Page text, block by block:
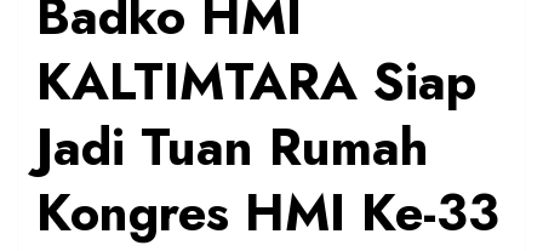
Badko HMI
KALTIMTARA Siap
Jadi Tuan Rumah
Kongres HMI Ke-33